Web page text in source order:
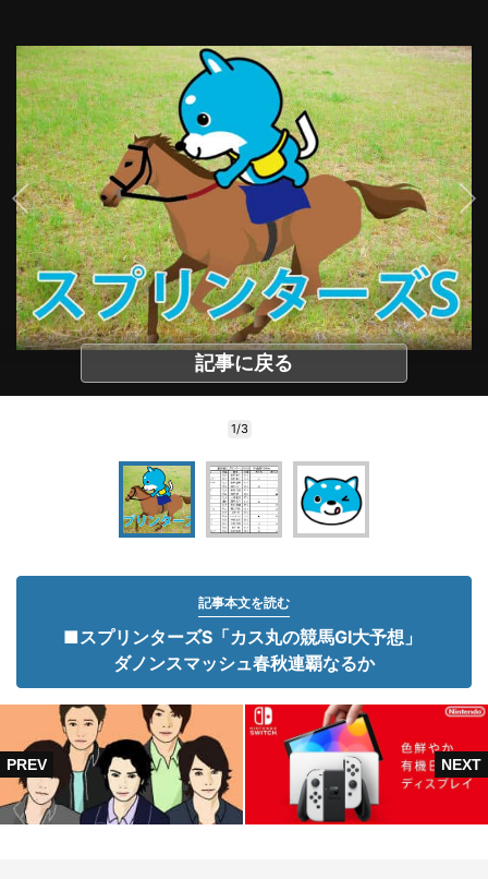
記事に戻る
1/3
記事本文を読む
■スプリンターズS「カス丸の競馬GI大予想」
ダノンスマッシュ春秋連覇なるか